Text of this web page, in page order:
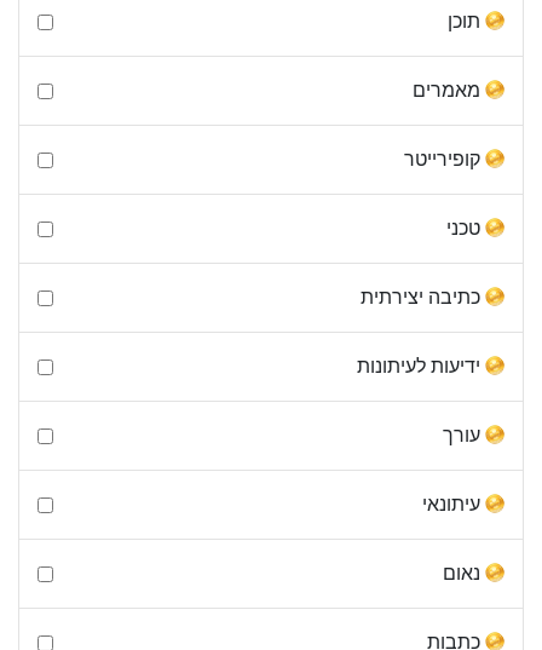
תוכן
מאמרים
קופירייטר
טכני
כתיבה יצירתית
ידיעות לעיתונות
עורך
עיתונאי
נאום
כתבות